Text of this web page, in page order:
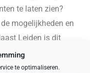
te optimaliseren.
te laten zien?
mogelijkheden en
Leiden is dit
steden van
HaagenAlkmaar